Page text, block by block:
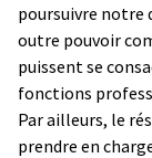
poursuivre notre
outre pouvoir
puissent se
fonctions
Par ailleurs, le
prendre en